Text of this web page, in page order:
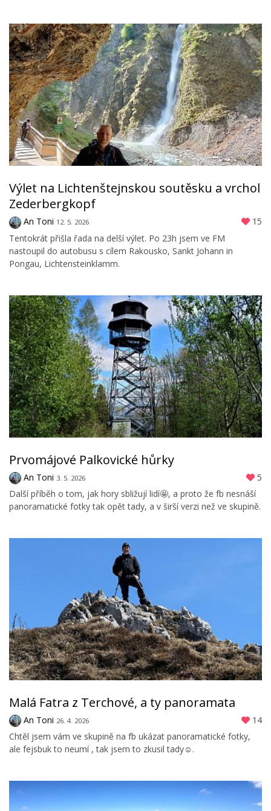
Výlet na Lichtenštejnskou soutěsku a vrchol
Zederbergkopf
An Toni 12. 5. 2026
15
Tentokrát přišla řada na delší výlet. Po 23h jsem ve FM
nastoupil do autobusu s cílem Rakousko, Sankt Johann in
Pongau, Lichtensteinklamm.
Prvomájové Palkovické hůrky
An Toni 3. 5. 2026
5
Další příběh o tom, jak hory sbližují lidí🤩, a proto že fb nesnáší
panoramatické fotky tak opět tady, a v širší verzi než ve skupině.
Malá Fatra z Terchové, a ty panoramata
An Toni 26. 4. 2026
14
Chtěl jsem vám ve skupině na fb ukázat panoramatické fotky,
ale fejsbuk to neumí , tak jsem to zkusil tady☺️.